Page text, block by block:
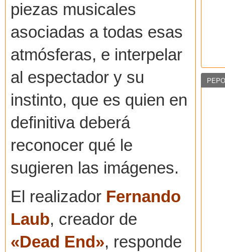
piezas musicales
asociadas a todas esas
atmósferas, e interpelar
al espectador y su
instinto, que es quien en
definitiva deberá
reconocer qué le
sugieren las imágenes.
El realizador Fernando
Laub, creador de
«Dead End», responde